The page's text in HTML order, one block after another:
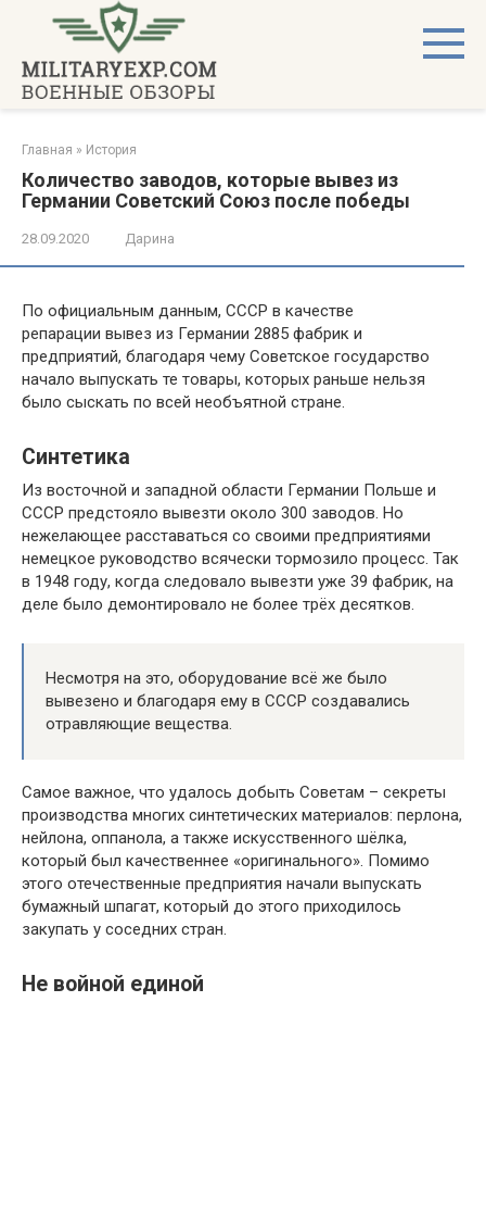
контенту
Главная » История
Количество заводов, которые вывез из
Германии Советский Союз после победы
28.09.2020 Дарина
По официальным данным, СССР в качестве
репарации вывез из Германии 2885 фабрик и
предприятий, благодаря чему Советское государство
начало выпускать те товары, которых раньше нельзя
было сыскать по всей необъятной стране.
Синтетика
Из восточной и западной области Германии Польше и
СССР предстояло вывезти около 300 заводов. Но
нежелающее расставаться со своими предприятиями
немецкое руководство всячески тормозило процесс. Так
в 1948 году, когда следовало вывезти уже 39 фабрик, на
деле было демонтировало не более трёх десятков.
Несмотря на это, оборудование всё же было
вывезено и благодаря ему в СССР создавались
отравляющие вещества.
Самое важное, что удалось добыть Советам – секреты
производства многих синтетических материалов: перлона,
нейлона, оппанола, а также искусственного шёлка,
который был качественнее «оригинального». Помимо
этого отечественные предприятия начали выпускать
бумажный шпагат, который до этого приходилось
закупать у соседних стран.
Не войной единой